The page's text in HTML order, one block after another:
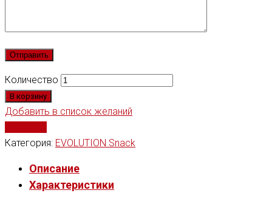
Количество
В корзину
Добавить в список желаний
Категория: EVOLUTION Snack
Описание
Характеристики